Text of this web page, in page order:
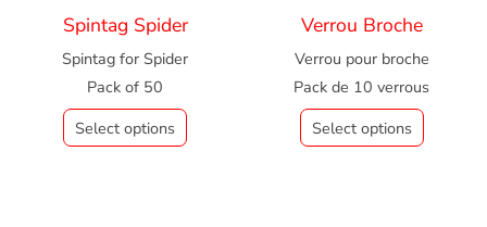
Spintag Spider
Spintag for Spider
Pack of 50
Select options
Verrou Broche
Verrou pour broche
Pack de 10 verrous
Select options